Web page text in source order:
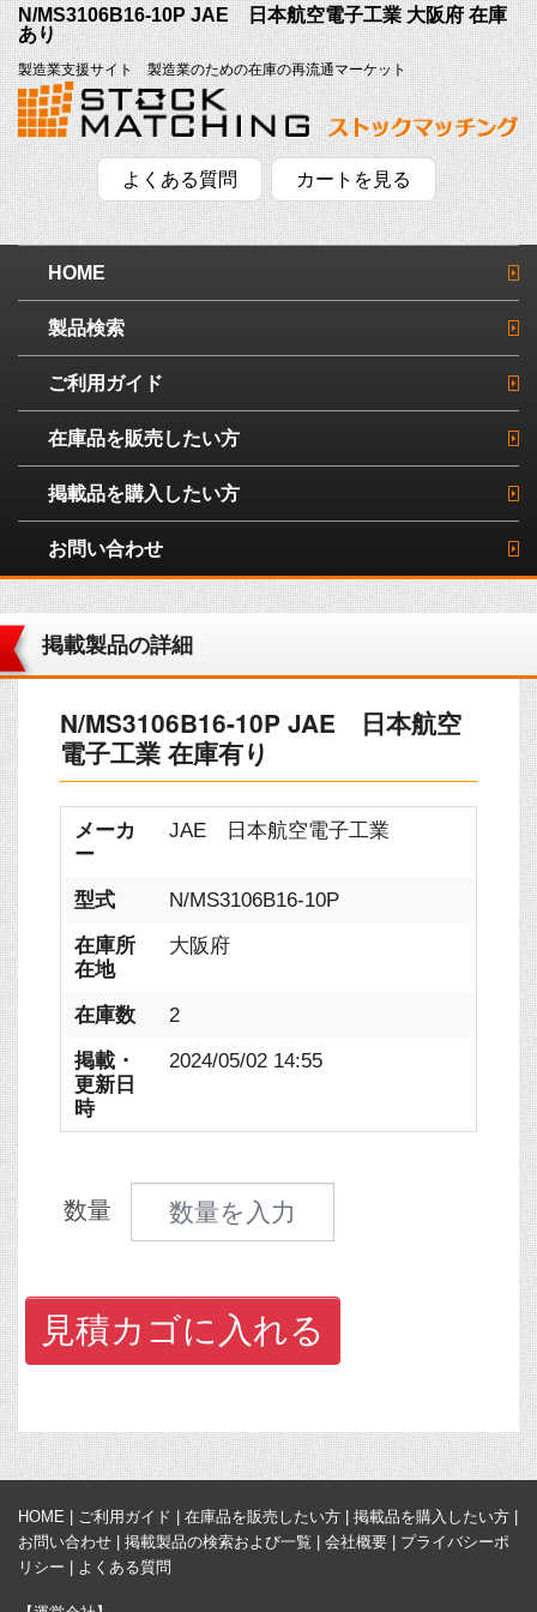
N/MS3106B16-10P JAE 日本航空電子工業 大阪府 在庫
あり
製造業支援サイト 製造業のための在庫の再流通マーケット
よくある質問 カートを見る
HOME
製品検索
ご利用ガイド
在庫品を販売したい方
掲載品を購入したい方
お問い合わせ
掲載製品の詳細
N/MS3106B16-10P JAE 日本航空
電子工業 在庫有り
メーカ
ー
JAE 日本航空電子工業
型式
N/MS3106B16-10P
在庫所
在地
大阪府
在庫数
2
掲載・
更新日
時
2024/05/02 14:55
数量
見積カゴに入れる
HOME ご利用ガイド 在庫品を販売したい方 掲載品を購入したい方
お問い合わせ
掲載製品の検索および一覧 会社概要
プライバシーポ
リシー
よくある質問